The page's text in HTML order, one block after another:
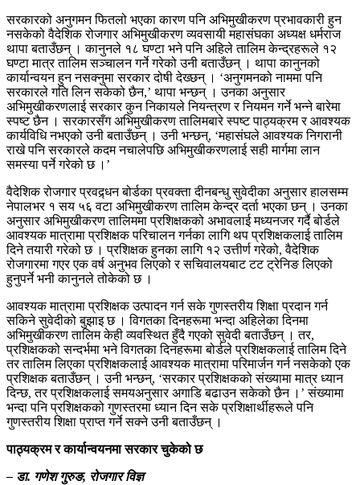
सरकारको अनुगमन फितलो भएका कारण पनि अभिमुखीकरण प्रभावकारी हुन
नसकेको वैदेशिक रोजगार अभिमुखीकरण व्यवसायी महासंघका अध्यक्ष धर्मराज
थापा बताउँछन् । कानुनले १८ घण्टा भने पनि अहिले तालिम केन्द्रहरूले १२
घण्टा मात्र तालिम सञ्चालन गर्ने गरेको उनी बताउँछन् । थापा कानुनको
कार्यान्वयन हुन नसक्नुमा सरकार दोषी देख्छन् । ‘अनुगमनको नाममा पनि
सरकारले गति लिन सकेको छैन,’ थापा भन्छन् । उनका अनुसार
अभिमुखीकरणलाई सरकार कुन निकायले नियन्त्रण र नियमन गर्ने भन्ने बारेमा
स्पष्ट छैन । सरकारसँग अभिमुखीकरण तालिमबारे स्पष्ट पाठ्यक्रम र आवश्यक
कार्यविधि नभएको उनी बताउँछन् । उनी भन्छन्, ‘महासंघले आवश्यक निगरानी
राखे पनि सरकारले कदम नचालेपछि अभिमुखीकरणलाई सही मार्गमा लान
समस्या पर्ने गरेको छ ।’
वैदेशिक रोजगार प्रवद्र्धन बोर्डका प्रवक्ता दीनबन्धु सुवेदीका अनुसार हालसम्म
नेपालभर १ सय ५६ वटा अभिमुखीकरण तालिम केन्द्र दर्ता भएका छन् । उनका
अनुसार अभिमुखीकरण तालिममा प्रशिक्षकको अभावलाई मध्यनजर गर्दै बोर्डले
आवश्यक मात्रामा प्रशिक्षक परिचालन गर्नका लागि थप प्रशिक्षकलाई तालिम
दिने तयारी गरेको छ । प्रशिक्षक हुनका लागि १२ उत्तीर्ण गरेको, वैदेशिक
रोजगारमा गएर एक वर्ष अनुभव लिएको र सचिवालयबाट टट ट्रेनिङ लिएको
हुनुपर्ने भनी कानुनले तोकेको छ ।
आवश्यक मात्रामा प्रशिक्षक उत्पादन गर्न सके गुणस्तरीय शिक्षा प्रदान गर्न
सकिने सुवेदीको बुझाइ छ । विगतका दिनहरूमा भन्दा अहिलेका दिनमा
अभिमुखीकरण तालिम केही व्यवस्थित हुँदै गएको सुवेदी बताउँछन् । तर,
प्रशिक्षकको सन्दर्भमा भने विगतका दिनहरूमा बोर्डले प्रशिक्षकलाई तालिम दिने
तर तालिम लिएका प्रशिक्षकलाई आवश्यक मात्रामा परिमार्जन गर्न नसकेको एक
प्रशिक्षक बताउँछन् । उनी भन्छन्, ‘सरकार प्रशिक्षकको संख्यामा मात्र ध्यान
दिन्छ, तर प्रशिक्षकलाई समयअनुसार अगाडि बढाउन सकेको छैन ।’ संख्यामा
भन्दा पनि प्रशिक्षकको गुणस्तरमा ध्यान दिन सके प्रशिक्षार्थीहरूले पनि
गुणस्तरीय शिक्षा प्राप्त गर्ने सक्ने उनी बताउँछन् ।
पाठ्यक्रम र कार्यान्वयनमा सरकार चुकेको छ
– डा. गणेश गुरुङ, रोजगार विज्ञ